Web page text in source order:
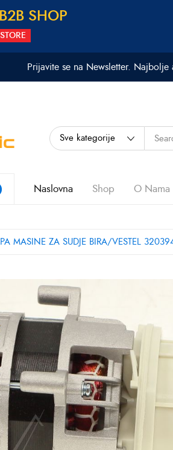
B2B S H OP
Prijavite se na Newsletter.
Naslovna Shop O Nama
MASINE ZA SUDJE BIRA/VESTEL